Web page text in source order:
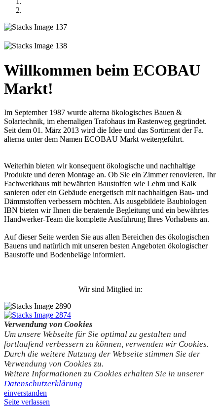
Willkommen beim ECOBAU
Markt!
Im September 1987 wurde alterna ökologisches Bauen &
Solartechnik, im ehemaligen Trafohaus im Rastenweg gegründet.
Seit dem 01. März 2013 wird die Idee und das Sortiment der Fa.
alterna unter dem Namen ECOBAU Markt weitergeführt.
Weiterhin bieten wir konsequent ökologische und nachhaltige
Produkte und deren Montage an. Ob Sie ein Zimmer renovieren, Ihr
Fachwerkhaus mit bewährten Baustoffen wie Lehm und Kalk
sanieren oder ein Gebäude energetisch mit nachhaltigen Bau- und
Dämmstoffen verbessern möchten. Als ausgebildete Baubiologen
IBN bieten wir Ihnen die beratende Begleitung und ein bewährtes
Handwerker-Team die komplette Ausführung Ihres Vorhabens an.
Auf dieser Seite werden Sie aus allen Bereichen des ökologischen
Bauens und natürlich mit unseren besten Angeboten ökologischer
Baustoffe und Bodenbeläge informiert.
Wir sind Mitglied in:
Verwendung von Cookies
Um unsere Webseite für Sie optimal zu gestalten und
fortlaufend verbessern zu können, verwenden wir Cookies.
Durch die weitere Nutzung der Webseite stimmen Sie der
Verwendung von Cookies zu.
Weitere Informationen zu Cookies erhalten Sie in unserer
Datenschutzerklärung
einverstanden
Seite verlassen